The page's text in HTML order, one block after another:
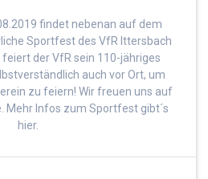
findet nebenan auf dem
Sportfest des VfR Ittersbach
der VfR sein 110-jähriges
auch vor Ort, um
zu feiern! Wir freuen uns auf
Mehr Infos zum Sportfest gibt´s
hier.